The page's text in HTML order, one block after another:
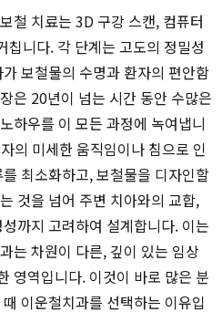
철 치료는 3D 구강 스캔, 컴퓨터
칩니다. 각 단계는 고도의 정밀성
보철물의 수명과 환자의 편안함
은 20년이 넘는 시간 동안 수많은
하우를 이 모든 과정에 녹여냅니
의 미세한 움직임이나 침으로 인
최소화하고, 보철물을 디자인할
것을 넘어 주변 치아와의 교합,
까지 고려하여 설계합니다. 이는
는 차원이 다른, 깊이 있는 임상
영역입니다. 이것이 바로 많은 분
이운철치과를 선택하는 이유입